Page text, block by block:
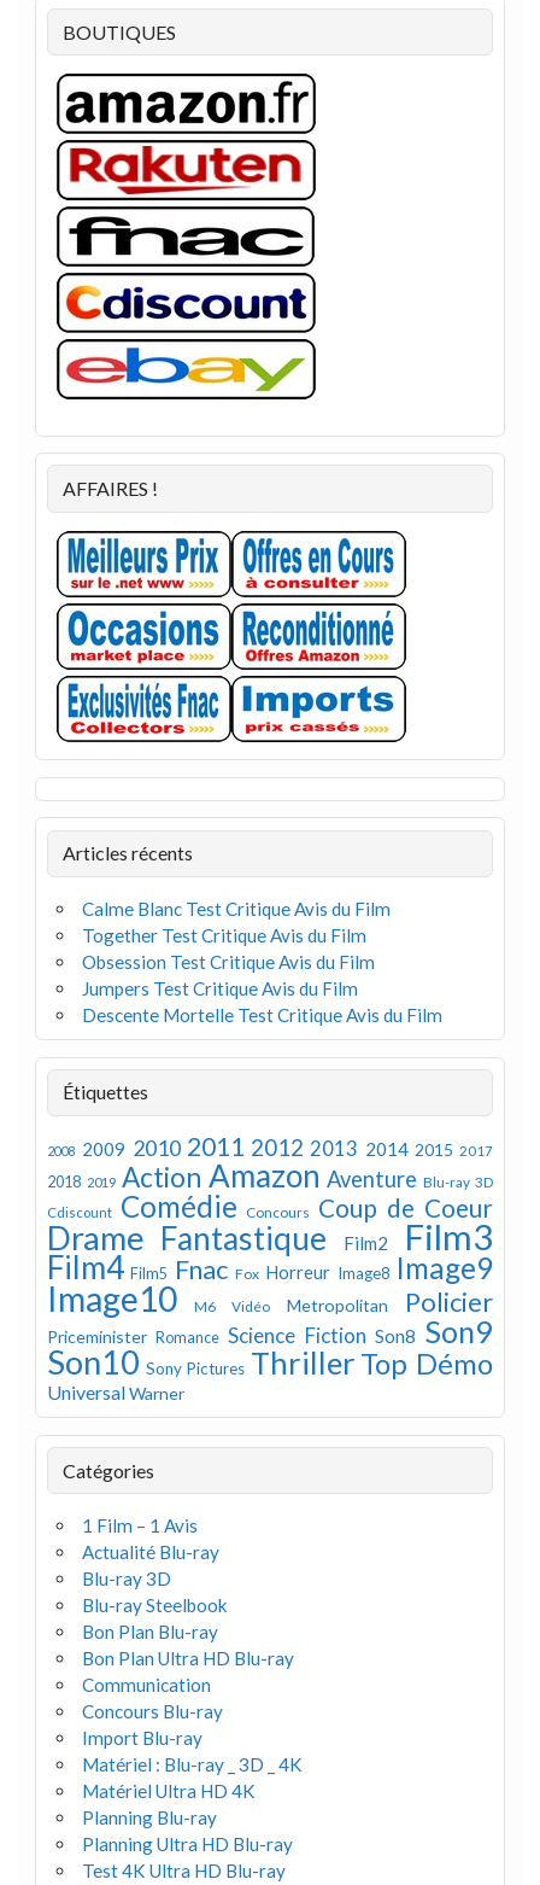
BOUTIQUES
AFFAIRES !
Articles récents
Calme Blanc Test Critique Avis du Film
Together Test Critique Avis du Film
Obsession Test Critique Avis du Film
Jumpers Test Critique Avis du Film
Descente Mortelle Test Critique Avis du Film
Étiquettes
2008 2009 2010 2011 2012 2013 2014 2015 2017
2018 2019 Action Amazon Aventure Blu-ray 3D
Cdiscount Comédie Concours Coup de Coeur
Drame Fantastique Film2 Film3
Film4 Film5 Fnac Fox Horreur Image8 Image9
Image10 M6 Vidéo Metropolitan Policier
Priceminister Romance Science Fiction Son8 Son9
Son10 Sony Pictures Thriller Top Démo
UniversalWarner
Catégories
1 Film – 1 Avis
Actualité Blu-ray
Blu-ray 3D
Blu-ray Steelbook
Bon Plan Blu-ray
Bon Plan Ultra HD Blu-ray
Communication
Concours Blu-ray
Import Blu-ray
Matériel : Blu-ray _ 3D _ 4K
Matériel Ultra HD 4K
Planning Blu-ray
Planning Ultra HD Blu-ray
Test 4K Ultra HD Blu-ray